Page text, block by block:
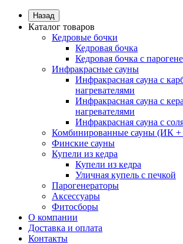
Назад
Каталог товаров
Кедровые бочки
Кедровая бочка
Кедровая бочка с
Инфракрасные сауны
Инфракрасная сауна с
нагревателями
Инфракрасная сауна с
нагревателями
Инфракрасная сауна с
Комбинированные сауны (ИК +
Финские сауны
Купели из кедра
Купели из кедра
Уличная купель с печкой
Парогенераторы
Аксессуары
Фитосборы
О компании
Доставка и оплата
Контакты